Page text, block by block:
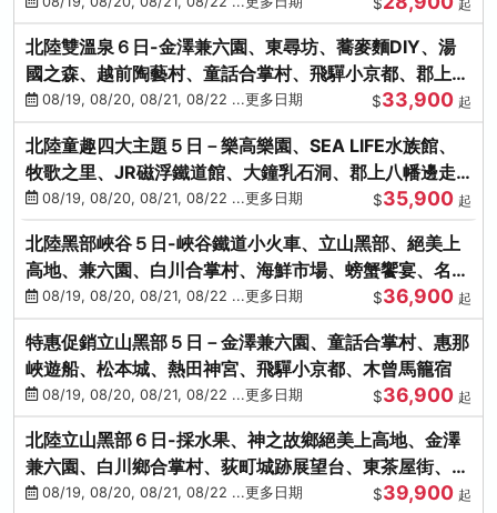
起
北陸雙溫泉６日-金澤兼六園、東尋坊、蕎麥麵DIY、湯
國之森、越前陶藝村、童話合掌村、飛驒小京都、郡上八
幡08/19, 08/20, 08/21, 08/22 ...更多日期 $33,900 起
北陸童趣四大主題５日－樂高樂園、SEA LIFE水族館、
牧歌之里、JR磁浮鐵道館、大鐘乳石洞、郡上八幡邊走
邊吃08/19, 08/20, 08/21, 08/22 ...更多日期 $35,900 起
北陸黑部峽谷５日-峽谷鐵道小火車、立山黑部、絕美上
高地、兼六園、白川合掌村、海鮮市場、螃蟹饗宴、名湯
雙溫泉
08/19, 08/20, 08/21, 08/22 ...更多日期 $36,900 起
特惠促銷立山黑部５日－金澤兼六園、童話合掌村、惠那
峽遊船、松本城、熱田神宮、飛驒小京都、木曾馬籠宿
08/19, 08/20, 08/21, 08/22 ...更多日期 $36,900 起
北陸立山黑部６日-採水果、神之故鄉絕美上高地、金澤
兼六園、白川鄉合掌村、荻町城跡展望台、東茶屋街、名
花之里絢爛花海
08/19, 08/20, 08/21, 08/22 ...更多日期 $39,900 起